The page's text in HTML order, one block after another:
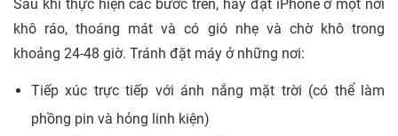
Sau khi thực hiện các bước trên, hãy đặt iPhone ở một nơi
khô ráo, thoáng mát và có gió nhẹ và chờ khô trong
khoảng 24-48 giờ. Tránh đặt máy ở những nơi:
Tiếp xúc trực tiếp với ánh nắng mặt trời (có thể làm
phồng pin và hỏng linh kiện)